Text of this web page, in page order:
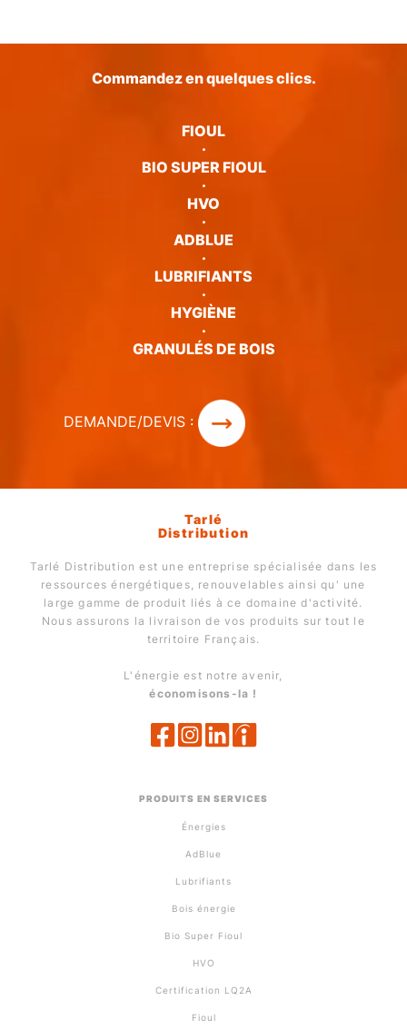
Commandez en quelques clics.
FIOUL
·
BIO SUPER FIOUL
·
HVO
·
ADBLUE
·
LUBRIFIANTS
·
HYGIÈNE
·
GRANULÉS DE BOIS
DEMANDE/DEVIS :
Tarlé
Distribution
Tarlé Distribution est une entreprise spécialisée dans les
ressources énergétiques, renouvelables ainsi qu' une
large gamme de produit liés à ce domaine d'activité.
Nous assurons la livraison de vos produits sur tout le
territoire Français.
L'énergie est notre avenir,
économisons-la !
PRODUITS EN SERVICES
Énergies
AdBlue
Lubrifiants
Bois énergie
Bio Super Fioul
HVO
Certification LQ2A
Fioul